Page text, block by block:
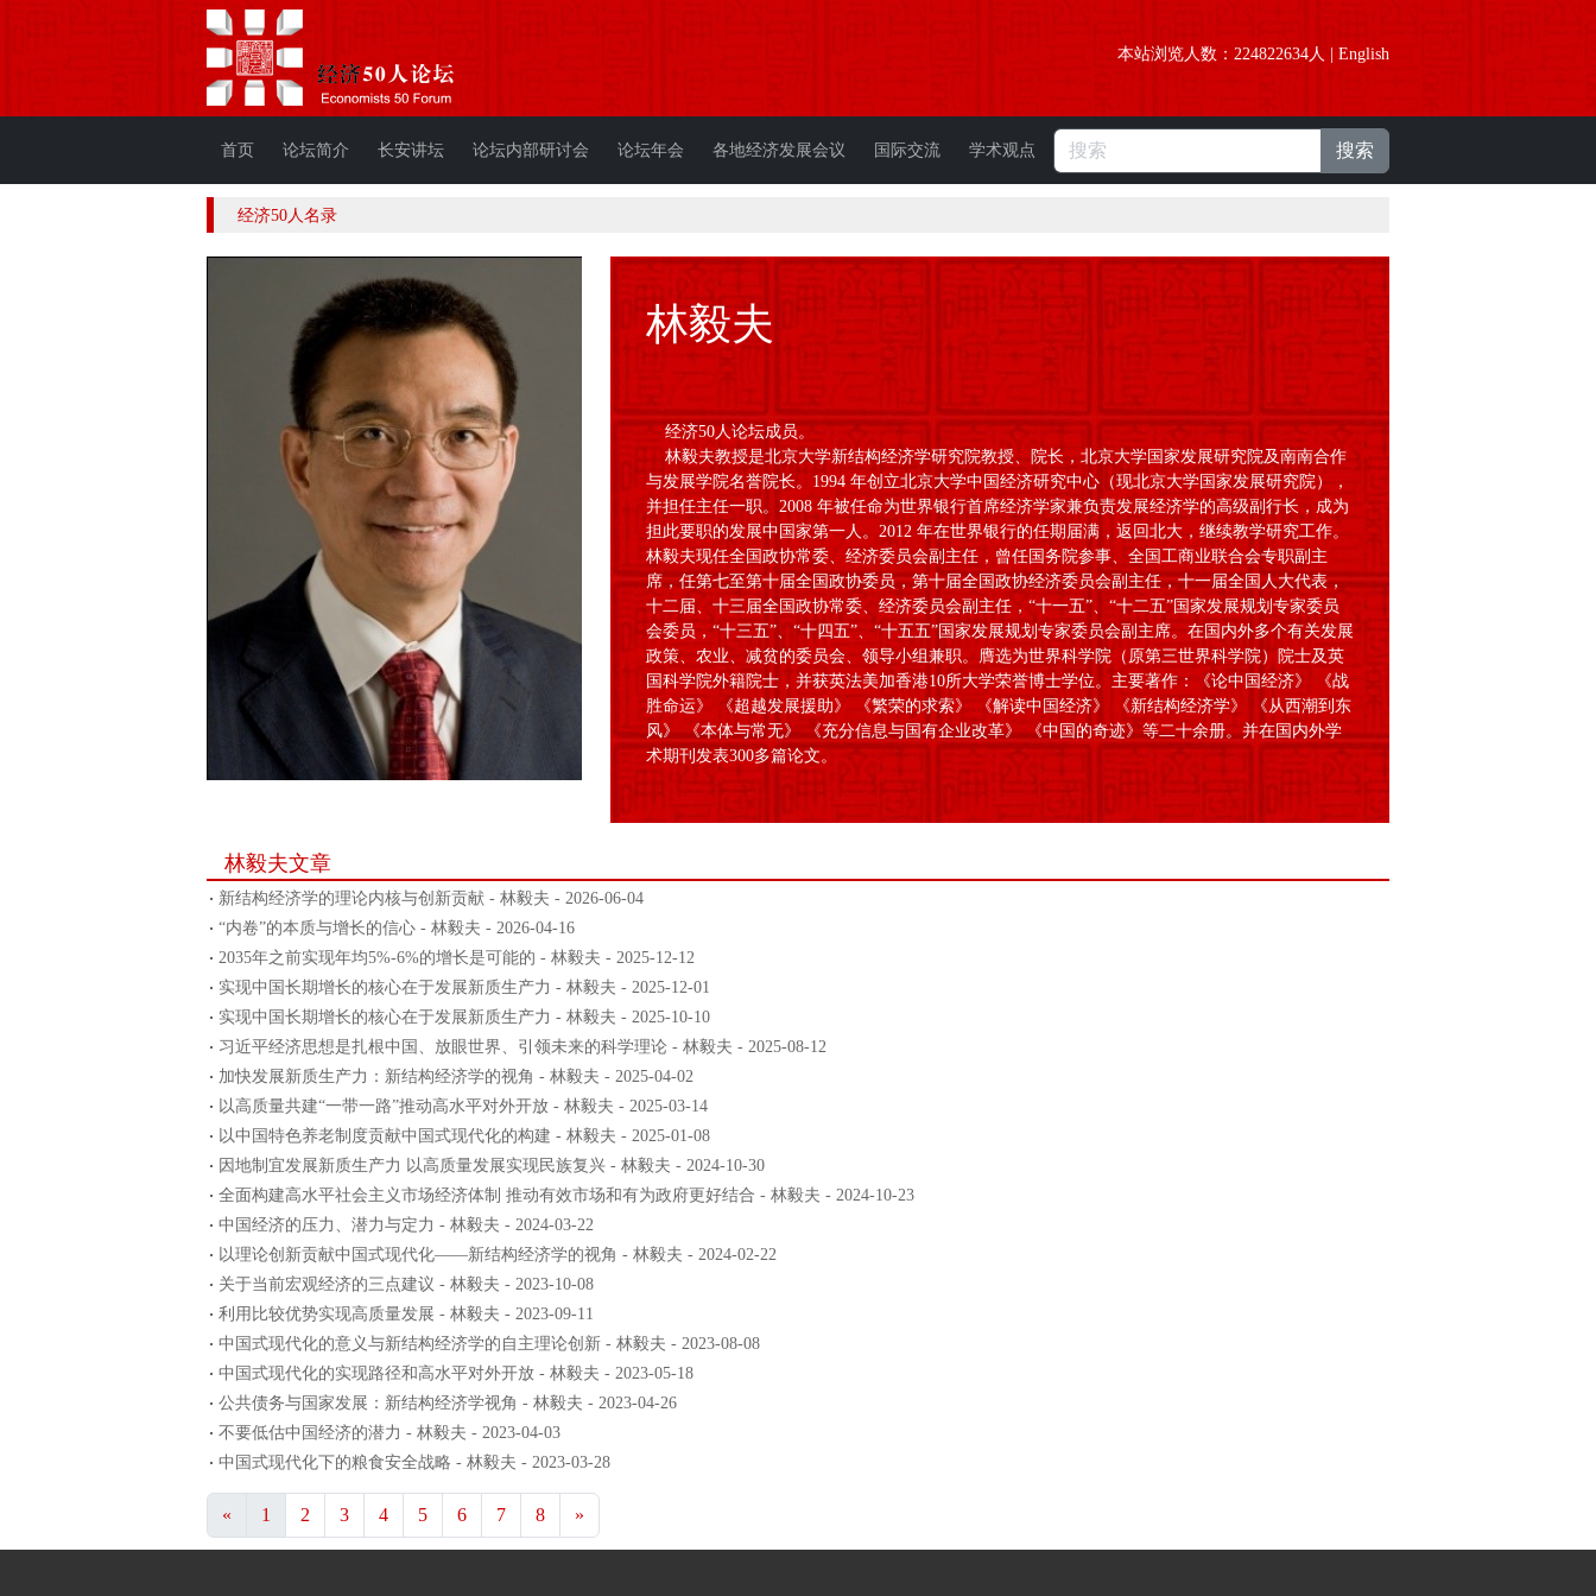
本站浏览人数： 224822634人 | English
首页 论坛简介 长安讲坛 论坛内部研讨会 论坛年会 各地经济发展会议 国际交流 学术观点 搜索
经济50人名录
林毅夫
经济50人论坛成员。
林毅夫教授是北京大学新结构经济学研究院教授、院长，北京大学国家发展研究院及南南合作
与发展学院名誉院长。1994 年创立北京大学中国经济研究中心（现北京大学国家发展研究院），
并担任主任一职。2008 年被任命为世界银行首席经济学家兼负责发展经济学的高级副行长，成为
担此要职的发展中国家第一人。2012 年在世界银行的任期届满，返回北大，继续教学研究工作。
林毅夫现任全国政协常委、经济委员会副主任，曾任国务院参事、全国工商业联合会专职副主
席，任第七至第十届全国政协委员，第十届全国政协经济委员会副主任，十一届全国人大代表，
十二届、十三届全国政协常委、经济委员会副主任，“十一五”、“十二五”国家发展规划专家委员
会委员，“十三五”、“十四五”、“十五五”国家发展规划专家委员会副主席。在国内外多个有关发展
政策、农业、减贫的委员会、领导小组兼职。膺选为世界科学院（原第三世界科学院）院士及英
国科学院外籍院士，并获英法美加香港10所大学荣誉博士学位。主要著作：《论中国经济》 《战
胜命运》 《超越发展援助》 《繁荣的求索》 《解读中国经济》 《新结构经济学》 《从西潮到东
风》 《本体与常无》 《充分信息与国有企业改革》 《中国的奇迹》等二十余册。并在国内外学
术期刊发表300多篇论文。
林毅夫文章
新结构经济学的理论内核与创新贡献 - 林毅夫 - 2026-06-04
“内卷”的本质与增长的信心 - 林毅夫 - 2026-04-16
2035年之前实现年均5%-6%的增长是可能的 - 林毅夫 - 2025-12-12
实现中国长期增长的核心在于发展新质生产力 - 林毅夫 - 2025-12-01
实现中国长期增长的核心在于发展新质生产力 - 林毅夫 - 2025-10-10
习近平经济思想是扎根中国、放眼世界、引领未来的科学理论 - 林毅夫 - 2025-08-12
加快发展新质生产力：新结构经济学的视角 - 林毅夫 - 2025-04-02
以高质量共建“一带一路”推动高水平对外开放 - 林毅夫 - 2025-03-14
以中国特色养老制度贡献中国式现代化的构建 - 林毅夫 - 2025-01-08
因地制宜发展新质生产力 以高质量发展实现民族复兴 - 林毅夫 - 2024-10-30
全面构建高水平社会主义市场经济体制 推动有效市场和有为政府更好结合 - 林毅夫 - 2024-10-23
中国经济的压力、潜力与定力 - 林毅夫 - 2024-03-22
以理论创新贡献中国式现代化——新结构经济学的视角 - 林毅夫 - 2024-02-22
关于当前宏观经济的三点建议 - 林毅夫 - 2023-10-08
利用比较优势实现高质量发展 - 林毅夫 - 2023-09-11
中国式现代化的意义与新结构经济学的自主理论创新 - 林毅夫 - 2023-08-08
中国式现代化的实现路径和高水平对外开放 - 林毅夫 - 2023-05-18
公共债务与国家发展：新结构经济学视角 - 林毅夫 - 2023-04-26
不要低估中国经济的潜力 - 林毅夫 - 2023-04-03
中国式现代化下的粮食安全战略 - 林毅夫 - 2023-03-28
« 1 2 3 4 5 6 7 8 »